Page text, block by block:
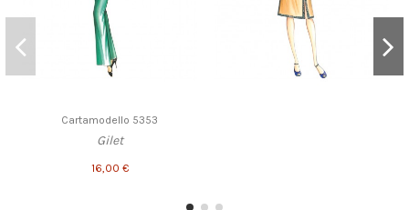
Cartamodello 5353
Gilet
16,00 €